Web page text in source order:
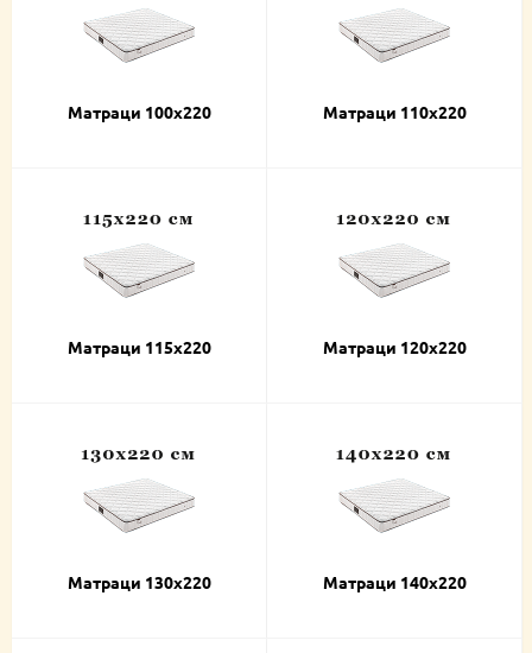
Матраци 100х220 Матраци 110х220
Матраци 115х220 Матраци 120х220
Матраци 130х220 Матраци 140х220